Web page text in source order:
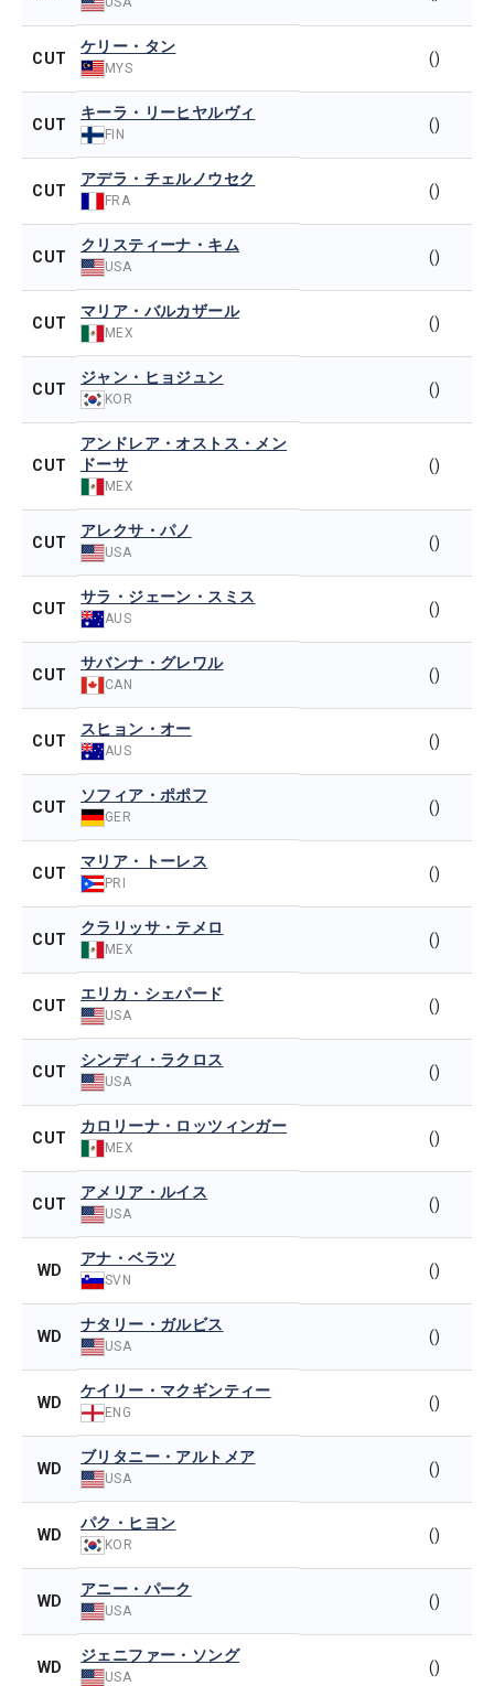
CUT
ケリー・タン
MYS
()
CUT
キーラ・リーヒヤルヴィ
FIN
()
CUT
アデラ・チェルノウセク
FRA
()
CUT
クリスティーナ・キム
USA
()
CUT
マリア・バルカザール
MEX
()
CUT
ジャン・ヒョジュン
KOR
()
CUT
アンドレア・オストス・メン
ドーサ
MEX
()
CUT
アレクサ・パノ
USA
()
CUT
サラ・ジェーン・スミス
AUS
()
CUT
サバンナ・グレワル
CAN
()
CUT
スヒョン・オー
AUS
()
CUT
ソフィア・ポポフ
GER
()
CUT
マリア・トーレス
PRI
()
CUT
クラリッサ・テメロ
MEX
()
CUT
エリカ・シェパード
USA
()
CUT
シンディ・ラクロス
USA
()
CUT
カロリーナ・ロッツィンガー
MEX
()
CUT
アメリア・ルイス
USA
()
WD
アナ・ベラツ
SVN
()
WD
ナタリー・ガルビス
USA
()
WD
ケイリー・マクギンティー
ENG
()
WD
ブリタニー・アルトメア
USA
()
WD
パク・ヒヨン
KOR
()
WD
アニー・パーク
USA
()
WD
ジェニファー・ソング
USA
()